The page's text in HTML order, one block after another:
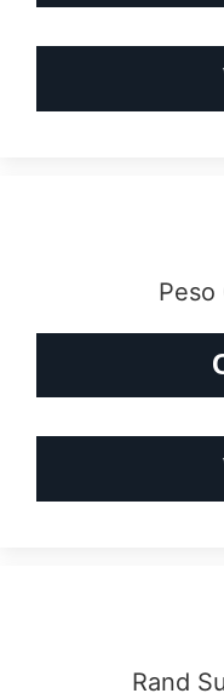
Peso
Rand